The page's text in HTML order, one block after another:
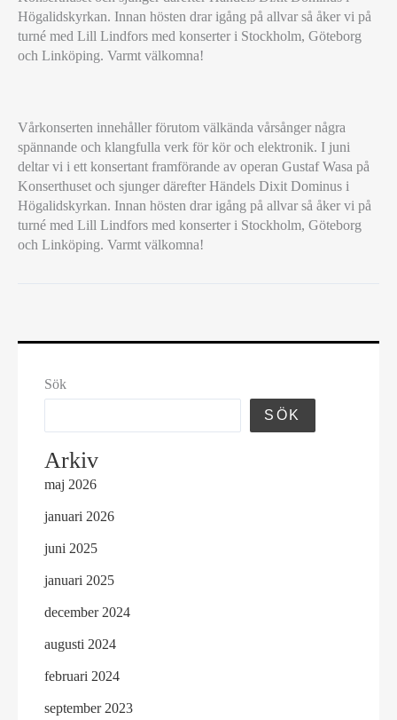
Högalidskyrkan. Innan hösten drar igång på allvar så åker vi på
turné med Lill Lindfors med konserter i Stockholm, Göteborg
och Linköping. Varmt välkomna!
MÖTER
VÅREN,
SJUNGER
SVENSK
NATIONALOPERA,
HÄNDELS
DIXIT
TURNÉ
LILL
LINDFORS
Vårkonserten innehåller förutom välkända vårsånger några
spännande och klangfulla verk för kör och elektronik. I juni
deltar vi i ett konsertant framförande av operan Gustaf Wasa på
Konserthuset och sjunger därefter Händels Dixit Dominus i
Högalidskyrkan. Innan hösten drar igång på allvar så åker vi på
turné med Lill Lindfors med konserter i Stockholm, Göteborg
och Linköping. Varmt välkomna!
Sök
SÖK
Arkiv
maj 2026
januari 2026
juni 2025
januari 2025
december 2024
augusti 2024
februari 2024
september 2023